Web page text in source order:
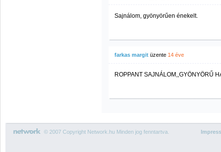
Sajnálom, gyönyörűen énekelt.
farkas margit üzente 14 éve
ROPPANT SAJNÁLOM,,GYÖNYÖRŰ
© 2007 Copyright Network.hu Minden jog fenntartva.